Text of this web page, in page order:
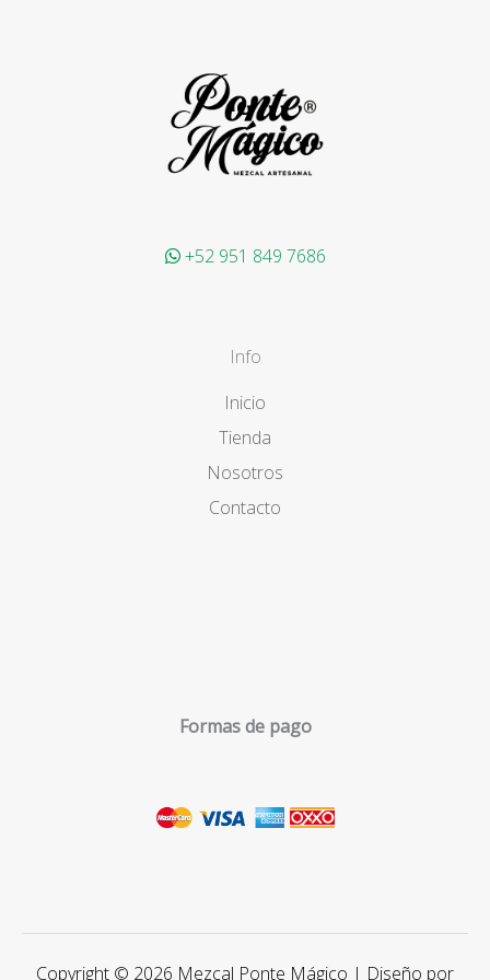
+52 951 849 7686
Info
Inicio
Tienda
Nosotros
Contacto
Formas de pago
Copyright © 2026 Mezcal Ponte Mágico | Diseño por